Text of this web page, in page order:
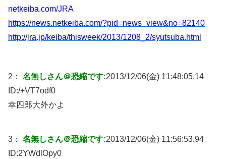
netkeiba.com/JRA
https://news.netkeiba.com/?pid=news_view&no=82140
http://jra.jp/keiba/thisweek/2013/1208_2/syutsuba.html
2： 名無しさん＠恐縮です:2013/12/06(金) 11:48:05.14
ID:/+VT7odf0
幸四郎大外かよ
3： 名無しさん＠恐縮です:2013/12/06(金) 11:56:53.94
ID:2YWdlOpy0